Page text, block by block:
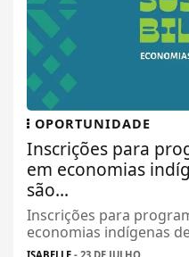
OPORTUNIDADE
Inscrições para
em economias
são...
Inscrições para
economias indígenas
ISABELLE - 23 DE JULHO